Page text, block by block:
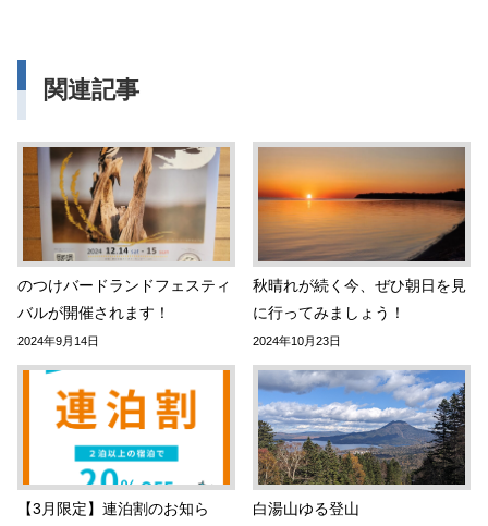
関連記事
のつけバードランドフェスティ
バルが開催されます！
2024年9月14日
秋晴れが続く今、ぜひ朝日を見
に行ってみましょう！
2024年10月23日
【3月限定】連泊割のお知ら
白湯山ゆる登山